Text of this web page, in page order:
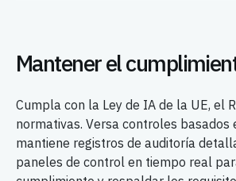
Mantener el
Cumpla con la Ley de IA de la UE, el
normativas. Versa controles basados
mantiene registros de auditoría
paneles de control en tiempo real